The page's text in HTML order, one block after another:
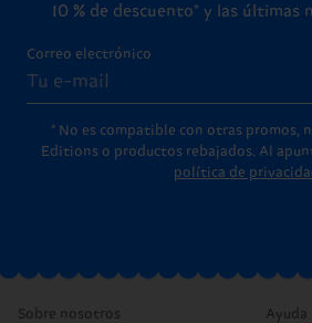
10 % de descuento* y las últimas
Correo electrónico
* No es compatible con otras promos,
Editions o productos rebajados. Al
política de
Sobre nosotros Ayuda